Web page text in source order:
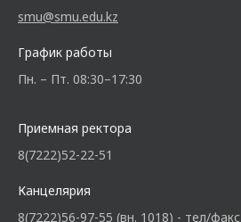
smu@smu.edu.kz
График работы
Пн. – Пт. 08:30–17:30
Приемная ректора
8(7222)52-22-51
Канцелярия
8(7222)56-97-55 (вн. 1018) - тел/факс